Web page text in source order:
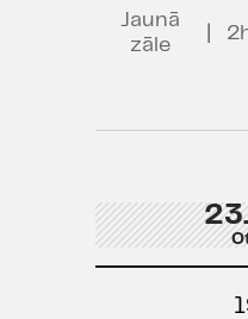
Jaunā
zāle